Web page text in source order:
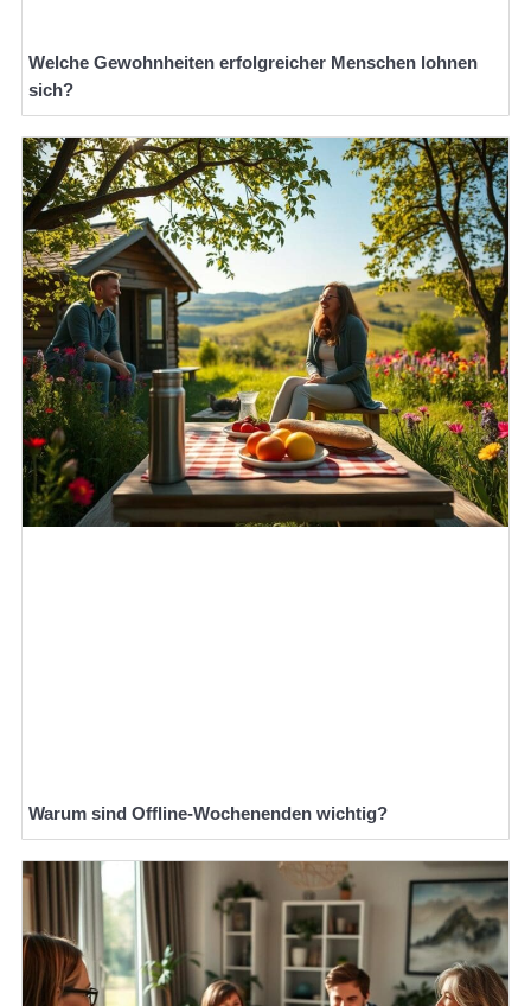
Welche Gewohnheiten erfolgreicher Menschen lohnen
sich?
Warum sind Offline-Wochenenden wichtig?